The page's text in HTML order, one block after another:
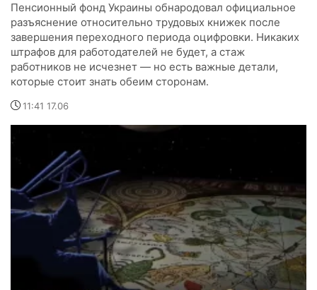
Пенсионный фонд Украины обнародовал официальное
разъяснение относительно трудовых книжек после
завершения переходного периода оцифровки. Никаких
штрафов для работодателей не будет, а стаж
работников не исчезнет — но есть важные детали,
которые стоит знать обеим сторонам.
11:41 17.06